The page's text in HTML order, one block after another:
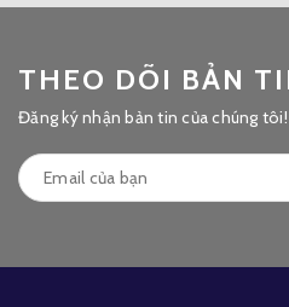
THEO DÕI BẢN
Đăng ký nhận bản tin của chúng tôi!